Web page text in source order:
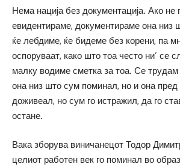
Нема нација без документација. Ако не
евидентираме, документираме она низ
ќе лебдиме, ќе бидеме без корени, па
оспоруваат, како што тоа често ни’ се
малку водиме сметка за тоа. Се
она низ што сум поминал, но и она пред
доживеал, но сум го истражил, да го
остане.
Вака зборува виничанецот Тодор
целиот работен век го поминал во